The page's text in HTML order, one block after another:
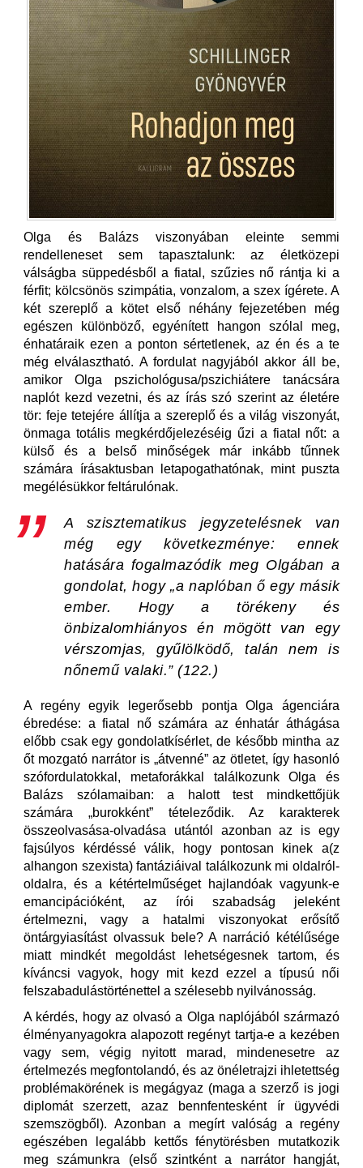
Olga és Balázs viszonyában eleinte semmi
rendelleneset sem tapasztalunk: az életközepi
válságba süppedésből a fiatal, szűzies nő rántja ki a
férfit; kölcsönös szimpátia, vonzalom, a szex ígérete. A
két szereplő a kötet első néhány fejezetében még
egészen különböző, egyénített hangon szólal meg,
énhatáraik ezen a ponton sértetlenek, az én és a te
még elválasztható. A fordulat nagyjából akkor áll be,
amikor Olga pszichológusa/pszichiátere tanácsára
naplót kezd vezetni, és az írás szó szerint az életére
tör: feje tetejére állítja a szereplő és a világ viszonyát,
önmaga totális megkérdőjelezéséig űzi a fiatal nőt: a
külső és a belső minőségek már inkább tűnnek
számára írásaktusban letapogathatónak, mint puszta
megélésükkor feltárulónak.
A szisztematikus jegyzetelésnek van
még egy következménye: ennek
hatására fogalmazódik meg Olgában a
gondolat, hogy „a naplóban ő egy másik
ember. Hogy a törékeny és
önbizalomhiányos én mögött van egy
vérszomjas, gyűlölködő, talán nem is
nőnemű valaki.” (122.)
A regény egyik legerősebb pontja Olga ágenciára
ébredése: a fiatal nő számára az énhatár áthágása
előbb csak egy gondolatkísérlet, de később mintha az
őt mozgató narrátor is „átvenné” az ötletet, így hasonló
szófordulatokkal, metaforákkal találkozunk Olga és
Balázs szólamaiban: a halott test mindkettőjük
számára „burokként” tételeződik. Az karakterek
összeolvasása-olvadása utántól azonban az is egy
fajsúlyos kérdéssé válik, hogy pontosan kinek a(z
alhangon szexista) fantáziáival találkozunk mi oldalról-
oldalra, és a kétértelműséget hajlandóak vagyunk-e
emancipációként, az írói szabadság jeleként
értelmezni, vagy a hatalmi viszonyokat erősítő
öntárgyiasítást olvassuk bele? A narráció kétélűsége
miatt mindkét megoldást lehetségesnek tartom, és
kíváncsi vagyok, hogy mit kezd ezzel a típusú női
felszabadulástörténettel a szélesebb nyilvánosság.
A kérdés, hogy az olvasó a Olga naplójából származó
élményanyagokra alapozott regényt tartja-e a kezében
vagy sem, végig nyitott marad, mindenesetre az
értelmezés megfontolandó, és az önéletrajzi ihletettség
problémakörének is megágyaz (maga a szerző is jogi
diplomát szerzett, azaz bennfentesként ír ügyvédi
szemszögből). Azonban a megírt valóság a regény
egészében legalább kettős fénytörésben mutatkozik
meg számunkra (első szintként a narrátor hangját,